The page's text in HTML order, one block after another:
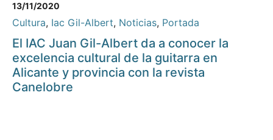
13/11/2020
Cultura, Iac Gil-Albert, Noticias, Portada
El IAC Juan Gil-Albert da a conocer la
excelencia cultural de la guitarra en
Alicante y provincia con la revista
Canelobre